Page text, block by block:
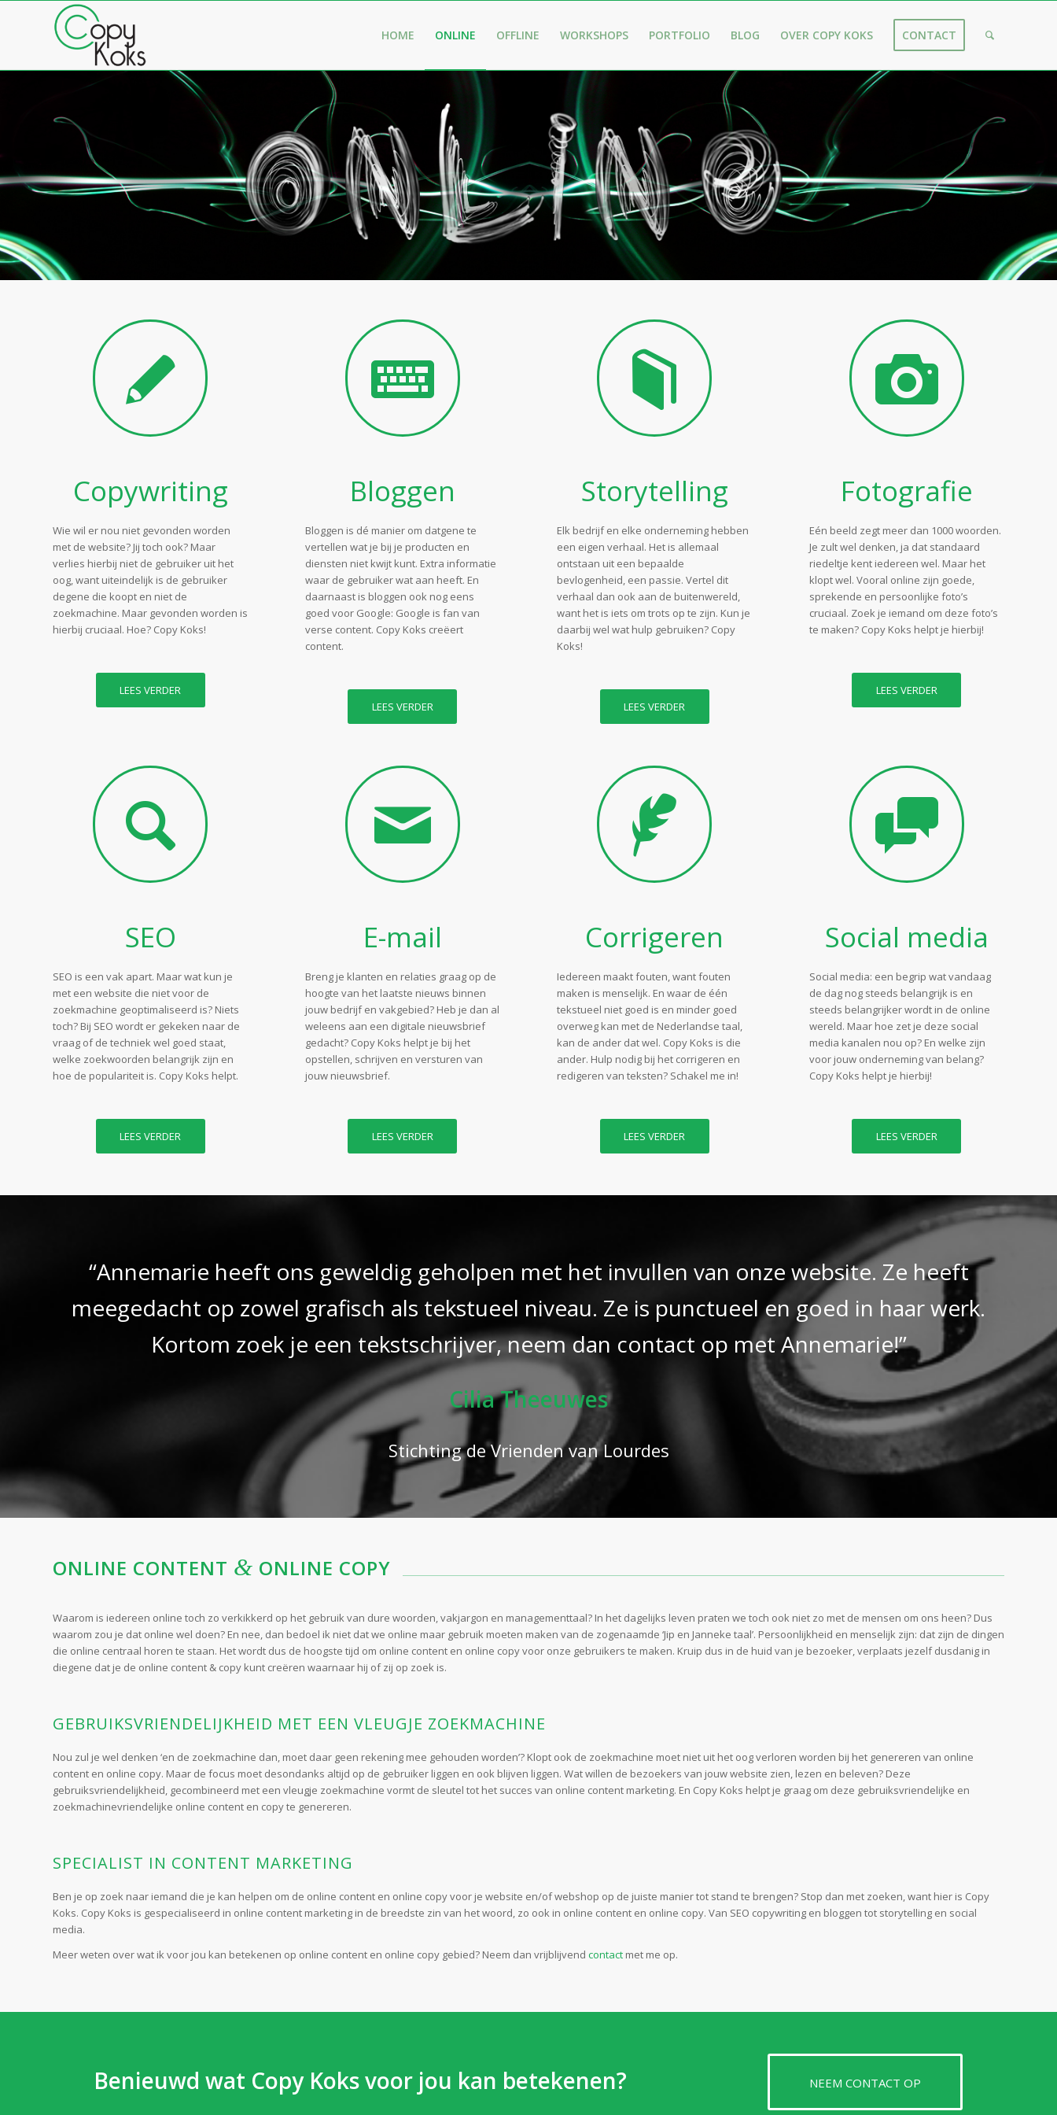
HOME ONLINE OFFLINE WORKSHOPS PORTFOLIO BLOG OVER COPY KOKS CONTACT
Copywriting
Wie wil er nou niet gevonden worden
met de website? Jij toch ook? Maar
verlies hierbij niet de gebruiker uit het
oog, want uiteindelijk is de gebruiker
degene die koopt en niet de
zoekmachine. Maar gevonden worden is
hierbij cruciaal. Hoe? Copy Koks!
LEES VERDER
Bloggen
Bloggen is dé manier om datgene te
vertellen wat je bij je producten en
diensten niet kwijt kunt. Extra informatie
waar de gebruiker wat aan heeft. En
daarnaast is bloggen ook nog eens
goed voor Google: Google is fan van
verse content. Copy Koks creëert
content.
LEES VERDER
Storytelling
Elk bedrijf en elke onderneming hebben
een eigen verhaal. Het is allemaal
ontstaan uit een bepaalde
bevlogenheid, een passie. Vertel dit
verhaal dan ook aan de buitenwereld,
want het is iets om trots op te zijn. Kun je
daarbij wel wat hulp gebruiken? Copy
Koks!
LEES VERDER
Fotografie
Eén beeld zegt meer dan 1000 woorden.
Je zult wel denken, ja dat standaard
riedeltje kent iedereen wel. Maar het
klopt wel. Vooral online zijn goede,
sprekende en persoonlijke foto’s
cruciaal. Zoek je iemand om deze foto’s
te maken? Copy Koks helpt je hierbij!
LEES VERDER
SEO
SEO is een vak apart. Maar wat kun je
met een website die niet voor de
zoekmachine geoptimaliseerd is? Niets
toch? Bij SEO wordt er gekeken naar de
vraag of de techniek wel goed staat,
welke zoekwoorden belangrijk zijn en
hoe de populariteit is. Copy Koks helpt.
LEES VERDER
E-mail
Breng je klanten en relaties graag op de
hoogte van het laatste nieuws binnen
jouw bedrijf en vakgebied? Heb je dan al
weleens aan een digitale nieuwsbrief
gedacht? Copy Koks helpt je bij het
opstellen, schrijven en versturen van
jouw nieuwsbrief.
LEES VERDER
Corrigeren
Iedereen maakt fouten, want fouten
maken is menselijk. En waar de één
tekstueel niet goed is en minder goed
overweg kan met de Nederlandse taal,
kan de ander dat wel. Copy Koks is die
ander. Hulp nodig bij het corrigeren en
redigeren van teksten? Schakel me in!
LEES VERDER
Social media
Social media: een begrip wat vandaag
de dag nog steeds belangrijk is en
steeds belangrijker wordt in de online
wereld. Maar hoe zet je deze social
media kanalen nou op? En welke zijn
voor jouw onderneming van belang?
Copy Koks helpt je hierbij!
LEES VERDER
“Annemarie heeft ons geweldig geholpen met het invullen van onze website. Ze heeft
meegedacht op zowel grafisch als tekstueel niveau. Ze is punctueel en goed in haar werk.
Kortom zoek je een tekstschrijver, neem dan contact op met Annemarie!”
Cilia Theeuwes
Stichting de Vrienden van Lourdes
ONLINE CONTENT & ONLINE COPY
Waarom is iedereen online toch zo verkikkerd op het gebruik van dure woorden, vakjargon en managementtaal? In het dagelijks leven praten we toch ook niet zo met de mensen om ons heen? Dus
waarom zou je dat online wel doen? En nee, dan bedoel ik niet dat we online maar gebruik moeten maken van de zogenaamde ‘Jip en Janneke taal’. Persoonlijkheid en menselijk zijn: dat zijn de dingen
die online centraal horen te staan. Het wordt dus de hoogste tijd om online content en online copy voor onze gebruikers te maken. Kruip dus in de huid van je bezoeker, verplaats jezelf dusdanig in
diegene dat je de online content & copy kunt creëren waarnaar hij of zij op zoek is.
GEBRUIKSVRIENDELIJKHEID MET EEN VLEUGJE ZOEKMACHINE
Nou zul je wel denken ‘en de zoekmachine dan, moet daar geen rekening mee gehouden worden’? Klopt ook de zoekmachine moet niet uit het oog verloren worden bij het genereren van online
content en online copy. Maar de focus moet desondanks altijd op de gebruiker liggen en ook blijven liggen. Wat willen de bezoekers van jouw website zien, lezen en beleven? Deze
gebruiksvriendelijkheid, gecombineerd met een vleugje zoekmachine vormt de sleutel tot het succes van online content marketing. En Copy Koks helpt je graag om deze gebruiksvriendelijke en
zoekmachinevriendelijke online content en copy te genereren.
SPECIALIST IN CONTENT MARKETING
Ben je op zoek naar iemand die je kan helpen om de online content en online copy voor je website en/of webshop op de juiste manier tot stand te brengen? Stop dan met zoeken, want hier is Copy
Koks. Copy Koks is gespecialiseerd in online content marketing in de breedste zin van het woord, zo ook in online content en online copy. Van SEO copywriting en bloggen tot storytelling en social
media.
Meer weten over wat ik voor jou kan betekenen op online content en online copy gebied? Neem dan vrijblijvend contact met me op.
Benieuwd wat Copy Koks voor jou kan betekenen? NEEM CONTACT OP